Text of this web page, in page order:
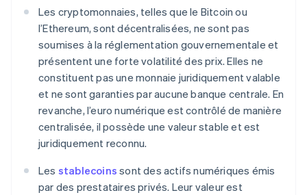
Les cryptomonnaies, telles que le Bitcoin ou
l’Ethereum, sont décentralisées, ne sont pas
soumises à la réglementation gouvernementale et
présentent une forte volatilité des prix. Elles ne
constituent pas une monnaie juridiquement valable
et ne sont garanties par aucune banque centrale. En
revanche, l’euro numérique est contrôlé de manière
centralisée, il possède une valeur stable et est
juridiquement reconnu.
Les stablecoins sont des actifs numériques émis
par des prestataires privés. Leur valeur est